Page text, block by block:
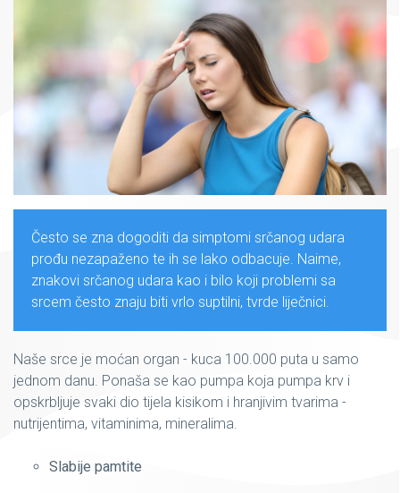
Često se zna dogoditi da simptomi srčanog udara
prođu nezapaženo te ih se lako odbacuje. Naime,
znakovi srčanog udara kao i bilo koji problemi sa
srcem često znaju biti vrlo suptilni, tvrde liječnici.
Naše srce je moćan organ - kuca 100.000 puta u samo
jednom danu. Ponaša se kao pumpa koja pumpa krv i
opskrbljuje svaki dio tijela kisikom i hranjivim tvarima -
nutrijentima, vitaminima, mineralima.
Slabije pamtite